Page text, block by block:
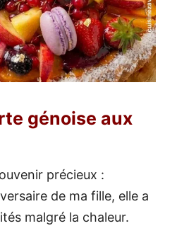
génoise aux
précieux :
de ma fille, elle a
malgré la chaleur.